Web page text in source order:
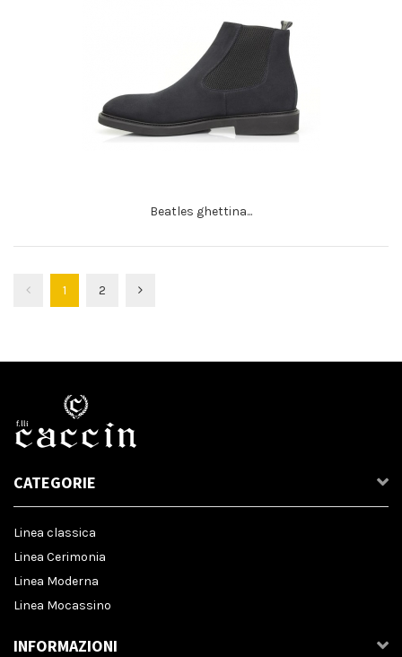
Beatles ghettina...
1 2
CATEGORIE
Linea classica
Linea Cerimonia
Linea Moderna
Linea Mocassino
INFORMAZIONI